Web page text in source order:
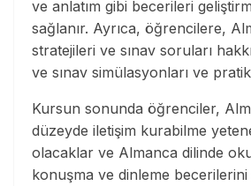
ve anlatım gibi becerileri
sağlanır. Ayrıca, öğrencilere,
stratejileri ve sınav soruları
ve sınav simülasyonları ve
Kursun sonunda öğrenciler,
düzeyde iletişim kurabilme
olacaklar ve Almanca dilinde
konuşma ve dinleme becerilerini